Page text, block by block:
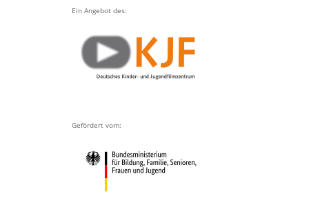
Ein Angebot des:
Gefördert vom: